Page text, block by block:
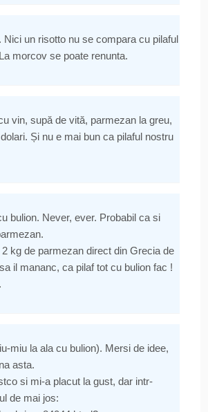
un risotto nu se compara cu pilaful
morcov se poate renunta.
vin, supă de vită, parmezan la greu,
Și nu e mai bun ca pilaful nostru
bulion. Never, ever. Probabil ca si
kg de parmezan direct din Grecia de
il mananc, ca pilaf tot cu bulion fac !
miu la ala cu bulion). Mersi de idee,
asta.
si mi-a placut la gust, dar intr-
de mai jos: